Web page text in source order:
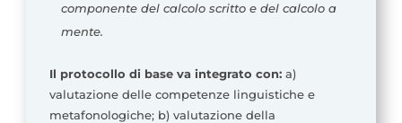
componente del calcolo scritto e del calcolo a
mente.
Il protocollo di base va integrato con:a)
valutazione delle competenze linguistiche e
metafonologiche; b) valutazione della